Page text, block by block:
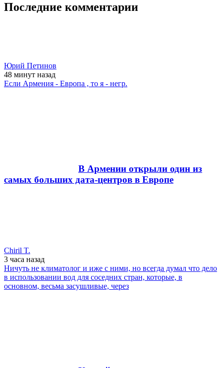
Последние комментарии
Юрий Петинов
48 минут назад
Если Армения - Европа , то я - негр.
В Армении открыли один из
самых больших дата-центров в Европе
Chiril T.
3 часа назад
Ничуть не климатолог и иже с ними, но всегда думал что дело
в использовании вод для соседних стран, которые, в
основном, весьма засушливые, через